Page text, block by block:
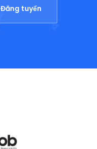
Đăng tuyển